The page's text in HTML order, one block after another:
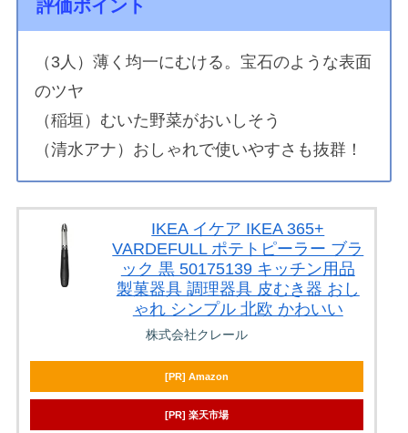
評価ポイント
（3人）薄く均一にむける。宝石のような表面
のツヤ
（稲垣）むいた野菜がおいしそう
（清水アナ）おしゃれで使いやすさも抜群！
IKEA イケア IKEA 365+
VARDEFULL ポテトピーラー ブラ
ック 黒 50175139 キッチン用品
製菓器具 調理器具 皮むき器 おし
ゃれ シンプル 北欧 かわいい
株式会社クレール
[PR] Amazon
[PR] 楽天市場